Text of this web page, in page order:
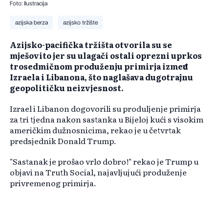
Foto: Ilustracija
azijska berza azijsko tržište
Azijsko-pacifička tržišta otvorila su se
mješovito jer su ulagači ostali oprezni uprkos
trosedmičnom produženju primirja između
Izraela i Libanona, što naglašava dugotrajnu
geopolitičku neizvjesnost.
Izrael i Libanon dogovorili su produljenje primirja
za tri tjedna nakon sastanka u Bijeloj kući s visokim
američkim dužnosnicima, rekao je u četvrtak
predsjednik Donald Trump.
"Sastanak je prošao vrlo dobro!" rekao je Trump u
objavi na Truth Social, najavljujući produženje
privremenog primirja.